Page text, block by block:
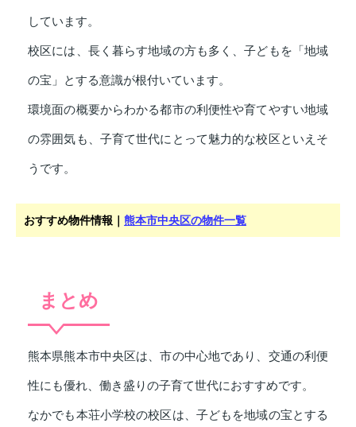
しています。
校区には、長く暮らす地域の方も多く、子どもを「地域
の宝」とする意識が根付いています。
環境面の概要からわかる都市の利便性や育てやすい地域
の雰囲気も、子育て世代にとって魅力的な校区といえそ
うです。
おすすめ物件情報｜ 熊本市中央区の物件一覧
まとめ
熊本県熊本市中央区は、市の中心地であり、交通の利便
性にも優れ、働き盛りの子育て世代におすすめです。
なかでも本荘小学校の校区は、子どもを地域の宝とする